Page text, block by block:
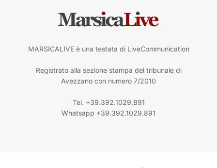
MARSICALIVE è una testata di LiveCommunication
Registrato alla sezione stampa del tribunale di
Avezzano con numero 7/2010
Tel. +39.392.1029.891
Whatsapp +39.392.1029.891